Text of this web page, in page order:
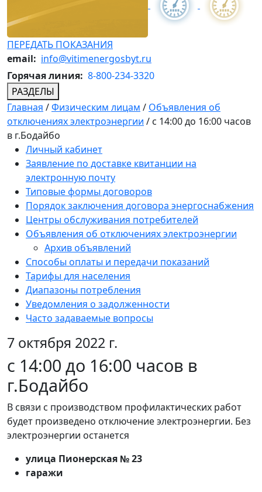
ПЕРЕДАТЬ ПОКАЗАНИЯ
email: info@vitimenergosbyt.ru
Горячая линия: 8-800-234-3320
РАЗДЕЛЫ
Главная /Физическим лицам / Объявления об
отключениях электроэнергии / с 14:00 до 16:00 часов
в г.Бодайбо
Личный кабинет
Заявление по доставке квитанции на
электронную почту
Типовые формы договоров
Порядок заключения договора энергоснабжения
Центры обслуживания потребителей
Объявления об отключениях электроэнергии
Архив объявлений
Способы оплаты и передачи показаний
Тарифы для населения
Диапазоны потребления
Уведомления о задолженности
Часто задаваемые вопросы
7 октября 2022 г.
с 14:00 до 16:00 часов в
г.Бодайбо
В связи с производством профилактических работ
будет произведено отключение электроэнергии. Без
электроэнергии останется
улица Пионерская № 23
гаражи